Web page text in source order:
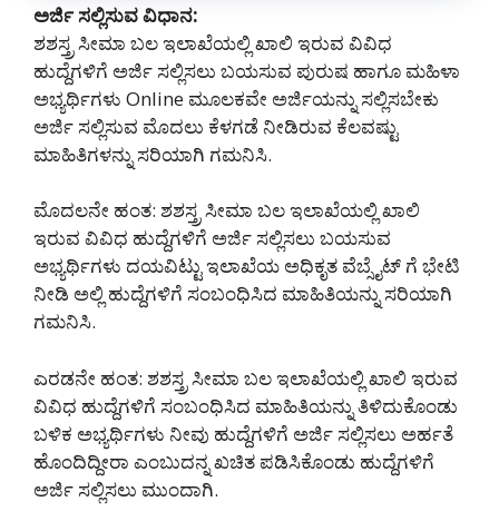
ಅರ್ಜಿ ಸಲ್ಲಿಸುವ ವಿಧಾನ:
ಶಶಸ್ತ್ರ ಸೀಮಾ ಬಲ ಇಲಾಖೆಯಲ್ಲಿ ಖಾಲಿ ಇರುವ ವಿವಿಧ
ಹುದ್ದೆಗಳಿಗೆ ಅರ್ಜಿ ಸಲ್ಲಿಸಲು ಬಯಸುವ ಪುರುಷ ಹಾಗೂ ಮಹಿಳಾ
ಅಭ್ಯರ್ಥಿಗಳು Online ಮೂಲಕವೇ ಅರ್ಜಿಯನ್ನು ಸಲ್ಲಿಸಬೇಕು
ಅರ್ಜಿ ಸಲ್ಲಿಸುವ ಮೊದಲು ಕೆಳಗಡೆ ನೀಡಿರುವ ಕೆಲವಷ್ಟು
ಮಾಹಿತಿಗಳನ್ನು ಸರಿಯಾಗಿ ಗಮನಿಸಿ.
ಮೊದಲನೇ ಹಂತ: ಶಶಸ್ತ್ರ ಸೀಮಾ ಬಲ ಇಲಾಖೆಯಲ್ಲಿ ಖಾಲಿ
ಇರುವ ವಿವಿಧ ಹುದ್ದೆಗಳಿಗೆ ಅರ್ಜಿ ಸಲ್ಲಿಸಲು ಬಯಸುವ
ಅಭ್ಯರ್ಥಿಗಳು ದಯವಿಟ್ಟು ಇಲಾಖೆಯ ಅಧಿಕೃತ ವೆಬ್ಸೈಟ್ ಗೆ ಭೇಟಿ
ನೀಡಿ ಅಲ್ಲಿ ಹುದ್ದೆಗಳಿಗೆ ಸಂಬಂಧಿಸಿದ ಮಾಹಿತಿಯನ್ನು ಸರಿಯಾಗಿ
ಗಮನಿಸಿ.
ಎರಡನೇ ಹಂತ: ಶಶಸ್ತ್ರ ಸೀಮಾ ಬಲ ಇಲಾಖೆಯಲ್ಲಿ ಖಾಲಿ ಇರುವ
ವಿವಿಧ ಹುದ್ದೆಗಳಿಗೆ ಸಂಬಂಧಿಸಿದ ಮಾಹಿತಿಯನ್ನು ತಿಳಿದುಕೊಂಡು
ಬಳಿಕ ಅಭ್ಯರ್ಥಿಗಳು ನೀವು ಹುದ್ದೆಗಳಿಗೆ ಅರ್ಜಿ ಸಲ್ಲಿಸಲು ಅರ್ಹತೆ
ಹೊಂದಿದ್ದೀರಾ ಎಂಬುದನ್ನ ಖಚಿತ ಪಡಿಸಿಕೊಂಡು ಹುದ್ದೆಗಳಿಗೆ
ಅರ್ಜಿ ಸಲ್ಲಿಸಲು ಮುಂದಾಗಿ.